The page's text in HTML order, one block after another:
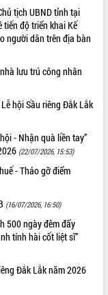
tịch UBND tỉnh tại
tiến độ triển khai Kế
người dân trên địa bàn
lưu trú công nhân
hội Sầu riêng Đắk Lắk
- Nhận quà liền tay”
(22/07/2026, 15:53)
- Tháo gỡ điểm
(16/07/2026, 16:50)
500 ngày đêm đẩy
tính hài cốt liệt sĩ”
Đắk Lắk năm 2026